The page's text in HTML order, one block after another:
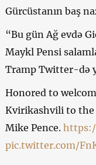
Gürcüstanın baş
“Bu gün Ağ evdə
Maykl Pensi
Tramp Twitter-də
Honored to
Kvirikashvili to the
Mike Pence.
pic.twitter.com/